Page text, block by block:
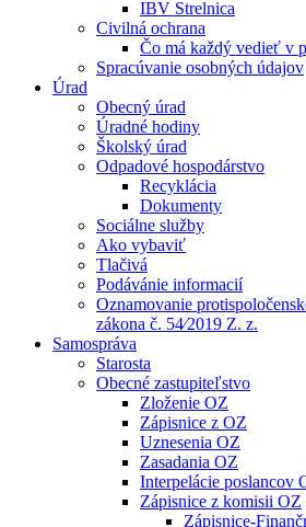
IBV Strelnica
Civilná ochrana
Čo má každý vedieť v
Spracúvanie osobných údajov
Úrad
Obecný úrad
Úradné hodiny
Školský úrad
Odpadové hospodárstvo
Recyklácia
Dokumenty
Sociálne služby
Ako vybaviť
Tlačivá
Podávánie informacií
Oznamovanie
zákona č. 54⁄2019 Z. z.
Samospráva
Starosta
Obecné zastupiteľstvo
Zloženie OZ
Zápisnice z OZ
Uznesenia OZ
Zasadania OZ
Interpelácie poslancov
Zápisnice z komisii OZ
Zápisnice-